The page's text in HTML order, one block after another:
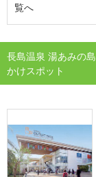
覧へ
長島温泉 湯あみの
かけスポット